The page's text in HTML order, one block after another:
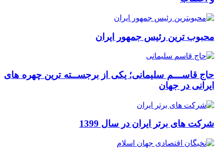
محبوب ترین رئیس جمهور ایران
حاج قاســـم سلیمانی؛ یکی از برجســته ترین چهره های
ایرانی در جهان
شرکت های برتر ایران در سال 1399